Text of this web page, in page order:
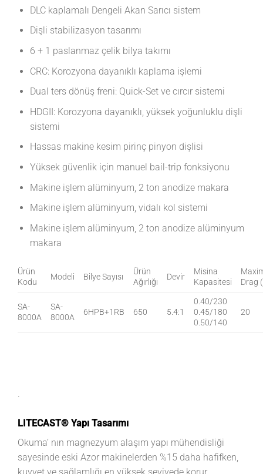
DLC kaplamalı Dengeli Akan Sarıcı sistem
Dişli stabilizasyon tasarımı
6 + 1 paslanmaz çelik bilya takımı
CRC: Korozyona dayanıklı kaplama işlemi
Dual ters dönüş freni: Quick-Set ve cırcır sistemi
HDGII: Korozyona dayanıklı, yüksek yoğunluklu dişli
sistemi
Hassas makine kesim pirinç pinyon dişlisi
Yüksek güvenlik için manuel bail-trip fonksiyonu
Makine işlem alüminyum, 2 ton anodize makara
Makine işlem alüminyum, vidalı kol sistemi
Makine işlem alüminyum, 2 ton anodize alüminyum
makara
Ürün
Kodu
Modeli Bilye Sayısı
Ürün
Ağırlığı
Devir
Misina
Kapasitesi
Drag
SA-
8000A
SA-
8000A
6HPB+1RB 650 5.4:1
0.40/230
0.45/180
0.50/140
20
LITECAST® Yapı Tasarımı
Okuma’ nın magnezyum alaşım yapı mühendisliği
sayesinde eski Azor makinelerden %15 daha hafifken,
kuvvet ve sağlamlığı en yüksek seviyede korur.